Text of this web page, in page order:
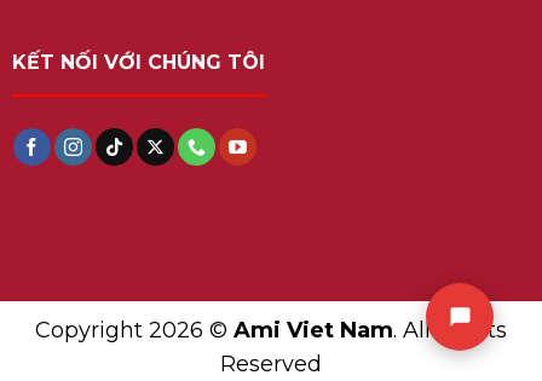
KẾT NỐI VỚI CHÚNG TÔI
Copyright 2026 © Ami Viet Nam. All Rights
Reserved